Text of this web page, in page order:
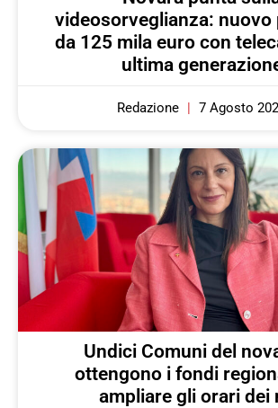
videosorveglianza: nuovo
da 125 mila euro con
ultima
Redazione 7 Agosto
Undici Comuni del
ottengono i fondi
ampliare gli orari dei